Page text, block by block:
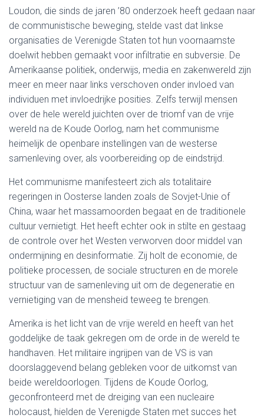
Loudon, die sinds de jaren ’80 onderzoek heeft gedaan naar
de communistische beweging, stelde vast dat linkse
organisaties de Verenigde Staten tot hun voornaamste
doelwit hebben gemaakt voor infiltratie en subversie. De
Amerikaanse politiek, onderwijs, media en zakenwereld zijn
meer en meer naar links verschoven onder invloed van
individuen met invloedrijke posities. Zelfs terwijl mensen
over de hele wereld juichten over de triomf van de vrije
wereld na de Koude Oorlog, nam het communisme
heimelijk de openbare instellingen van de westerse
samenleving over, als voorbereiding op de eindstrijd.
Het communisme manifesteert zich als totalitaire
regeringen in Oosterse landen zoals de Sovjet-Unie of
China, waar het massamoorden begaat en de traditionele
cultuur vernietigt. Het heeft echter ook in stilte en gestaag
de controle over het Westen verworven door middel van
ondermijning en desinformatie. Zij holt de economie, de
politieke processen, de sociale structuren en de morele
structuur van de samenleving uit om de degeneratie en
vernietiging van de mensheid teweeg te brengen.
Amerika is het licht van de vrije wereld en heeft van het
goddelijke de taak gekregen om de orde in de wereld te
handhaven. Het militaire ingrijpen van de VS is van
doorslaggevend belang gebleken voor de uitkomst van
beide wereldoorlogen. Tijdens de Koude Oorlog,
geconfronteerd met de dreiging van een nucleaire
holocaust, hielden de Verenigde Staten met succes het